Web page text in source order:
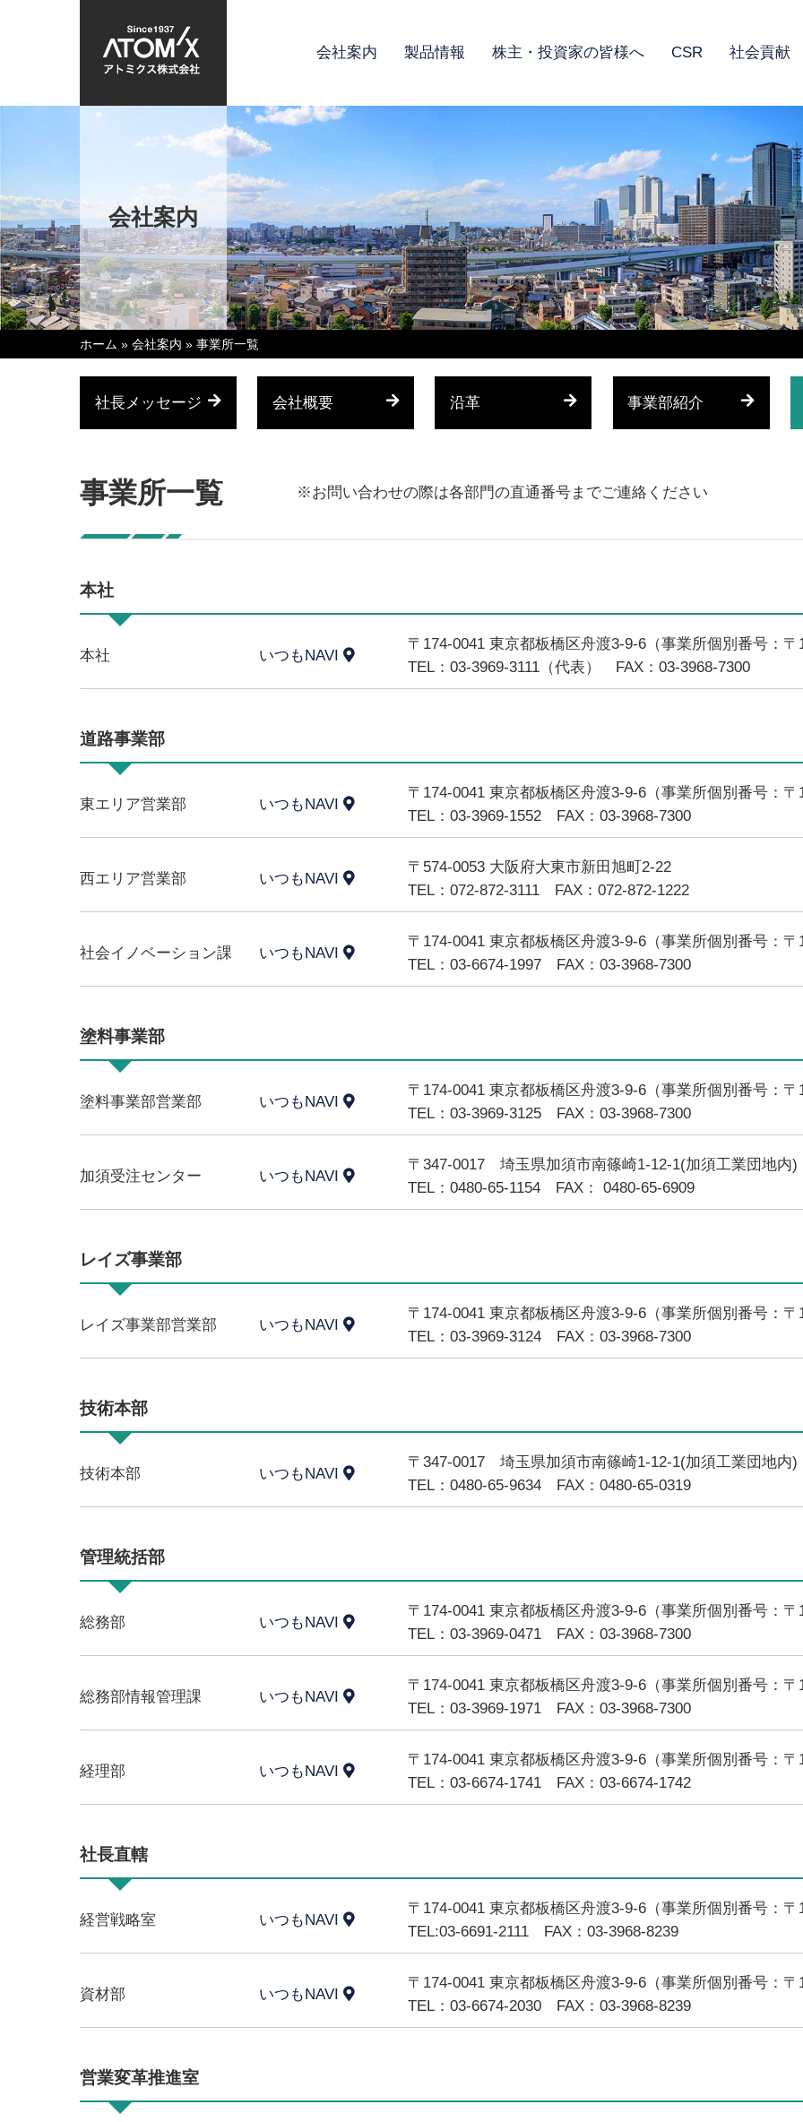
会社案内 製品情報 株主・投資家の皆様へ CSR 社会貢献
会社案内
ホーム » 会社案内 » 事業所一覧
社長メッセージ 会社概要 沿革 事業部紹介
事業所一覧 ※お問い合わせの際は各部門の直通番号までご連絡ください
本社
本社 いつもNAVI
〒174-0041 東京都板橋区舟渡3-9-6（事業所個別番号：〒
TEL：03-3969-3111（代表） FAX：03-3968-7300
道路事業部
東エリア営業部 いつもNAVI
〒174-0041 東京都板橋区舟渡3-9-6（事業所個別番号：〒
TEL：03-3969-1552 FAX：03-3968-7300
西エリア営業部 いつもNAVI
〒574-0053 大阪府大東市新田旭町2-22
TEL：072-872-3111 FAX：072-872-1222
社会イノベーション課 いつもNAVI
〒174-0041 東京都板橋区舟渡3-9-6（事業所個別番号：〒
TEL：03-6674-1997 FAX：03-3968-7300
塗料事業部
塗料事業部営業部 いつもNAVI
〒174-0041 東京都板橋区舟渡3-9-6（事業所個別番号：〒
TEL：03-3969-3125 FAX：03-3968-7300
加須受注センター いつもNAVI
〒347-0017 埼玉県加須市南篠崎1-12-1(加須工業団地内)
TEL：0480-65-1154 FAX： 0480-65-6909
レイズ事業部
レイズ事業部営業部 いつもNAVI
〒174-0041 東京都板橋区舟渡3-9-6（事業所個別番号：〒
TEL：03-3969-3124 FAX：03-3968-7300
技術本部
技術本部 いつもNAVI
〒347-0017 埼玉県加須市南篠崎1-12-1(加須工業団地内)
TEL：0480-65-9634 FAX：0480-65-0319
管理統括部
総務部 いつもNAVI
〒174-0041 東京都板橋区舟渡3-9-6（事業所個別番号：〒
TEL：03-3969-0471 FAX：03-3968-7300
総務部情報管理課 いつもNAVI
〒174-0041 東京都板橋区舟渡3-9-6（事業所個別番号：〒
TEL：03-3969-1971 FAX：03-3968-7300
経理部 いつもNAVI
〒174-0041 東京都板橋区舟渡3-9-6（事業所個別番号：〒
TEL：03-6674-1741 FAX：03-6674-1742
社長直轄
経営戦略室 いつもNAVI
〒174-0041 東京都板橋区舟渡3-9-6（事業所個別番号：〒
TEL:03-6691-2111 FAX：03-3968-8239
資材部 いつもNAVI
〒174-0041 東京都板橋区舟渡3-9-6（事業所個別番号：〒
TEL：03-6674-2030 FAX：03-3968-8239
営業変革推進室